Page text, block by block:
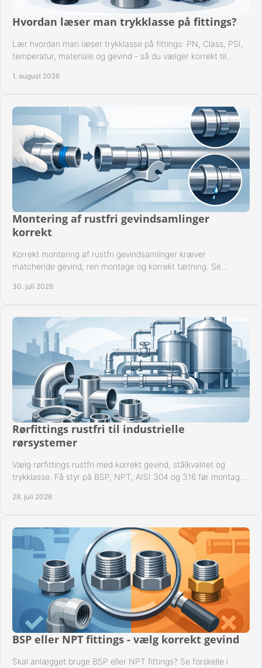
Hvordan læser man trykklasse på fittings?
Lær hvordan man læser trykklasse på fittings: PN, Class, PSI,
temperatur, materiale og gevind - så du vælger korrekt til
1. august 2026
Montering af rustfri gevindsamlinger
korrekt
Korrekt montering af rustfri gevindsamlinger kræver
matchende gevind, ren montage og korrekt tætning. Se
30. juli 2026
Rørfittings rustfri til industrielle
rørsystemer
Vælg rørfittings rustfri med korrekt gevind, stålkvalitet og
trykklasse. Få styr på BSP, NPT, AISI 304 og 316 før montage
28. juli 2026
BSP eller NPT fittings - vælg korrekt gevind
Skal anlægget bruge BSP eller NPT fittings? Se forskelle i